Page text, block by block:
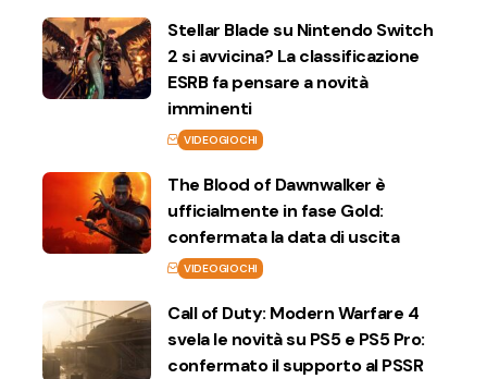
Stellar Blade su Nintendo Switch
2 si avvicina? La classificazione
ESRB fa pensare a novità
imminenti
VIDEOGIOCHI
The Blood of Dawnwalker è
ufficialmente in fase Gold:
confermata la data di uscita
VIDEOGIOCHI
Call of Duty: Modern Warfare 4
svela le novità su PS5 e PS5 Pro:
confermato il supporto al PSSR